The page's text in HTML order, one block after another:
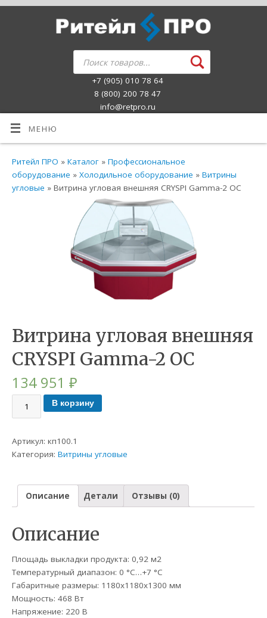
+7 (905) 010 78 64
8 (800) 200 78 47
info@retpro.ru
МЕНЮ
Ритейл ПРО »Каталог »Профессиональное
оборудование »Холодильное оборудование »Витрины
угловые » Витрина угловая внешняя CRYSPI Gamma-2 OC
Витрина угловая внешняя
CRYSPI Gamma-2 OC
134 951₽
В корзину
Артикул:кп100.1
Категория:Витрины угловые
Описание Детали Отзывы (0)
Описание
Площадь выкладки продукта: 0,92 м2
Температурный диапазон: 0 °C…+7 °C
Габаритные размеры: 1180х1180х1300 мм
Мощность: 468 Вт
Напряжение: 220 В